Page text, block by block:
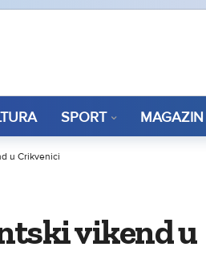
SPORT MAGAZIN
u Crikvenici
vikend u